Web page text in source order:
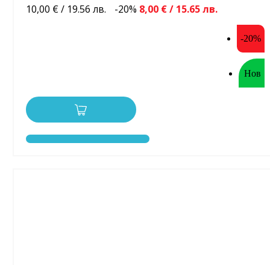
10,00 € / 19.56 лв.
-20% 8,00 € / 15.65 лв.
-20%
Нов